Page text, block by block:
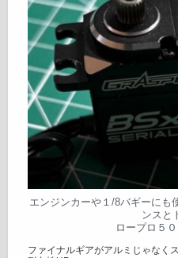
エンジンカーや１/8バギーにも
ンスと
ロープロ５
ファイナルギアがアルミじゃなく